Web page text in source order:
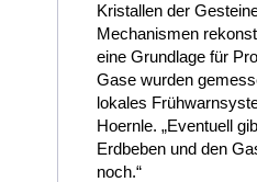
Kristallen der
Mechanismen
eine Grundlage für
Gase wurden
lokales
Hoernle. „Eventuell
Erdbeben und den
noch.“